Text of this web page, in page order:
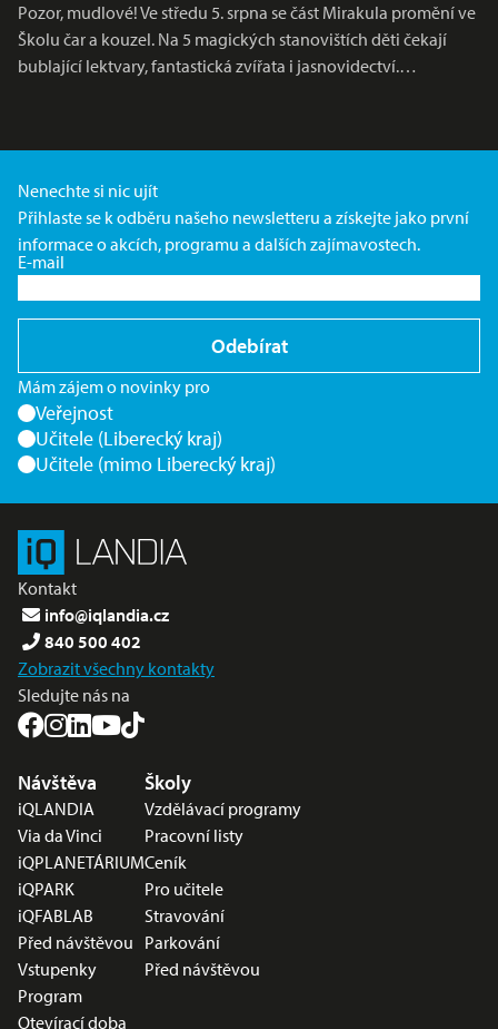
Pozor, mudlové! Ve středu 5. srpna se část Mirakula promění ve
Školu čar a kouzel. Na 5 magických stanovištích děti čekají
bublající lektvary, fantastická zvířata i jasnovidectví.…
Nenechte si nic ujít
Přihlaste se k odběru našeho newsletteru a získejte jako první
informace o akcích, programu a dalších zajímavostech.
E-mail
Odebírat
Mám zájem o novinky pro
Veřejnost
Učitele (Liberecký kraj)
Učitele (mimo Liberecký kraj)
Kontakt
info@iqlandia.cz
840 500 402
Zobrazit všechny kontakty
Sledujte nás na
Nabídka v zápatí
Návštěva
iQLANDIA
Via da Vinci
iQPLANETÁRIUM
iQPARK
iQFABLAB
Před návštěvou
Vstupenky
Program
Otevírací doba
Školy
Vzdělávací programy
Pracovní listy
Ceník
Pro učitele
Stravování
Parkování
Před návštěvou